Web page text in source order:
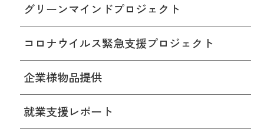
グリーンマインドプロジェクト
コロナウイルス緊急支援プロジェクト
企業様物品提供
就業支援レポート